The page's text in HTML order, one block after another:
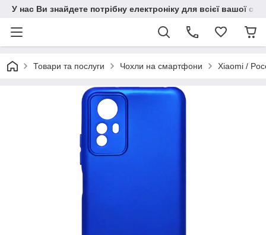
У нас Ви знайдете потрібну електроніку для всієї вашої
Товари та послуги Чохли на смартфони Xiaomi /